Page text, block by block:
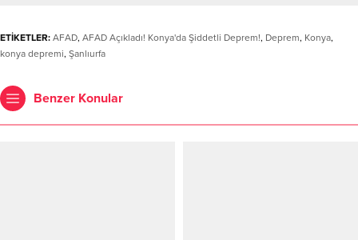
ETİKETLER: AFAD, AFAD Açıkladı! Konya'da Şiddetli Deprem!, Deprem, Konya,
konya depremi, Şanlıurfa
Benzer Konular